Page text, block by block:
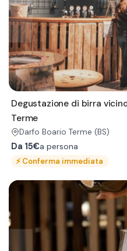
Degustazione di birra
Terme
Darfo Boario Terme (BS)
Da 15€a persona
⚡Conferma immediata